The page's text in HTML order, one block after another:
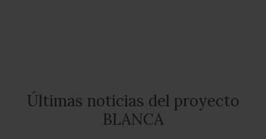
Últimas noticias del proyecto
BLANCA